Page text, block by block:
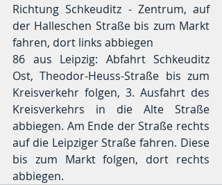
Richtung Schkeuditz - Zentrum, auf
der Halleschen Straße bis zum Markt
fahren, dort links abbiegen
86 aus Leipzig: Abfahrt Schkeuditz
Ost, Theodor-Heuss-Straße bis zum
Kreisverkehr folgen, 3. Ausfahrt des
Kreisverkehrs in die Alte Straße
abbiegen. Am Ende der Straße rechts
auf die Leipziger Straße fahren. Diese
bis zum Markt folgen, dort rechts
abbiegen.